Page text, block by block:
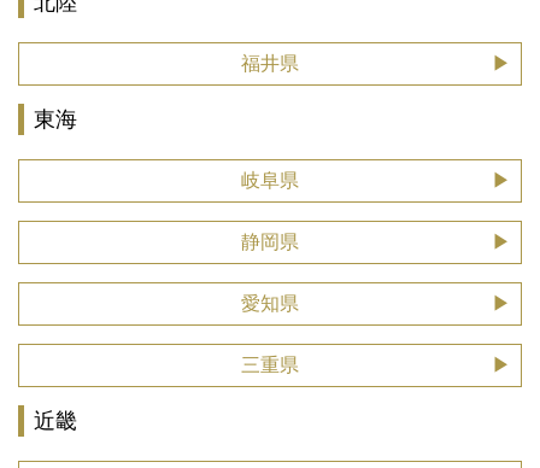
福井県
東海
岐阜県
静岡県
愛知県
三重県
近畿